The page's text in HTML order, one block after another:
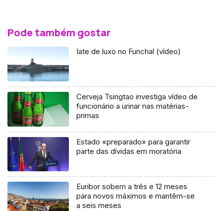
Pode também gostar
Iate de luxo no Funchal (vídeo)
Cerveja Tsingtao investiga vídeo de
funcionário a urinar nas matérias-
primas
Estado «preparado» para garantir
parte das dívidas em moratória
Euribor sobem a três e 12 meses
para novos máximos e mantêm-se
a seis meses